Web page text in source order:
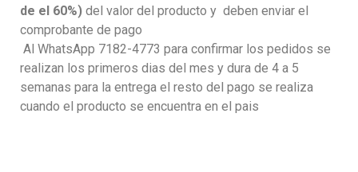
de el 60%) del valor del producto y deben enviar el
comprobante de pago
Al WhatsApp 7182-4773 para confirmar los pedidos se
realizan los primeros dias del mes y dura de 4 a 5
semanas para la entrega el resto del pago se realiza
cuando el producto se encuentra en el pais